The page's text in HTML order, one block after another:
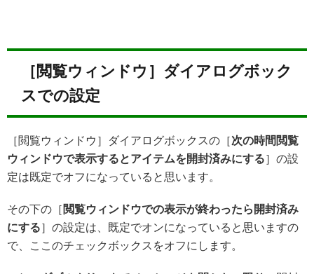
［閲覧ウィンドウ］ダイアログボック
スでの設定
［閲覧ウィンドウ］ダイアログボックスの［次の時間閲覧
ウィンドウで表示するとアイテムを開封済みにする］の設
定は既定でオフになっていると思います。
その下の［ 閲覧ウィンドウでの表示が終わったら開封済み
にする］の設定は、既定でオンになっていると思いますの
で、ここのチェックボックスをオフにします。